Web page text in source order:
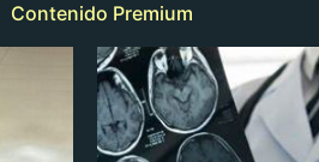
Contenido Premium